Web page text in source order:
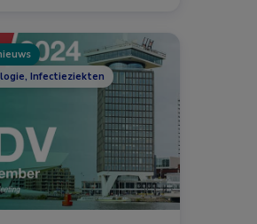
Infectieziekten